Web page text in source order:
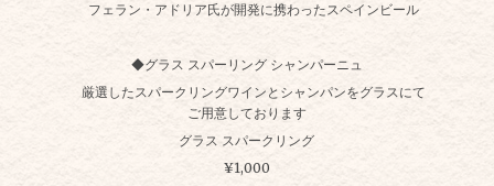
フェラン・アドリア氏が開発に携わったスペインビール
◆グラス スパーリング シャンパーニュ
厳選したスパークリングワインとシャンパンをグラスにて
ご用意しております
グラス スパークリング
¥1,000